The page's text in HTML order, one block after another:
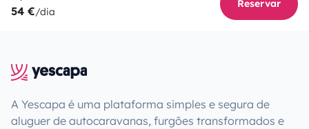
54 €/dia
Reservar
A Yescapa é uma plataforma simples e segura de
aluguer de autocaravanas, furgões transformados e